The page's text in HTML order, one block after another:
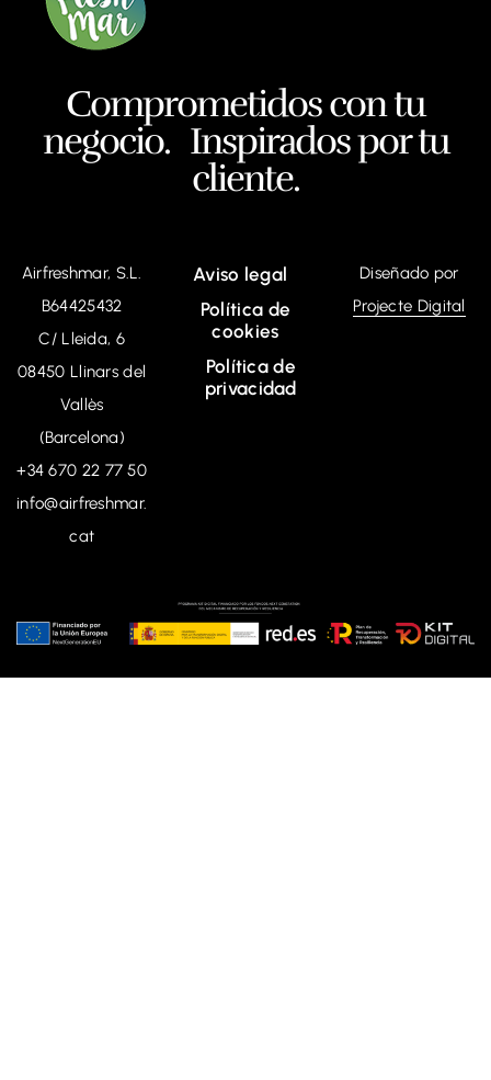
Comprometidos con tu
negocio. Inspirados por tu
cliente.
Airfreshmar, S.L.
B64425432
C/ Lleida, 6
08450 Llinars del
Vallès
(Barcelona)
+34670 22 77 50
info@airfreshmar.
cat
Aviso legal
Política de
cookies
Política de
privacidad
Diseñado por
Projecte Digital